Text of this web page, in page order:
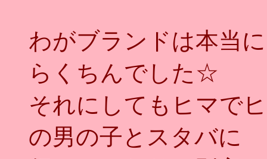
わがブランドは本当
らくちんでした☆
それにしてもヒマで
の男の子とスタバに